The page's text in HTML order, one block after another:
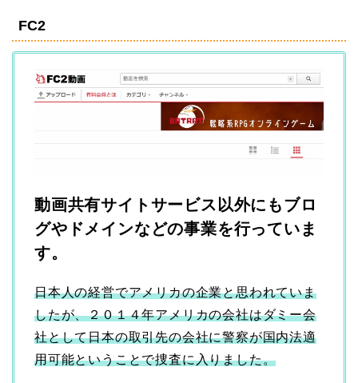
FC2
動画共有サイトサービス以外にもブロ
グやドメインなどの事業を行っていま
す。
日本人の経営でアメリカの企業と思われていま
したが、２０１４年アメリカの会社はダミー会
社として日本の取引先の会社に警察が国内法適
用可能ということで捜査に入りました。